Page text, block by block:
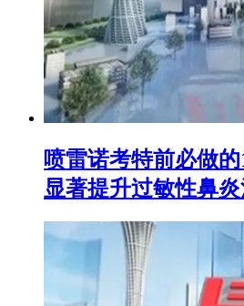
喷雷诺考特前必做的
显著提升过敏性鼻